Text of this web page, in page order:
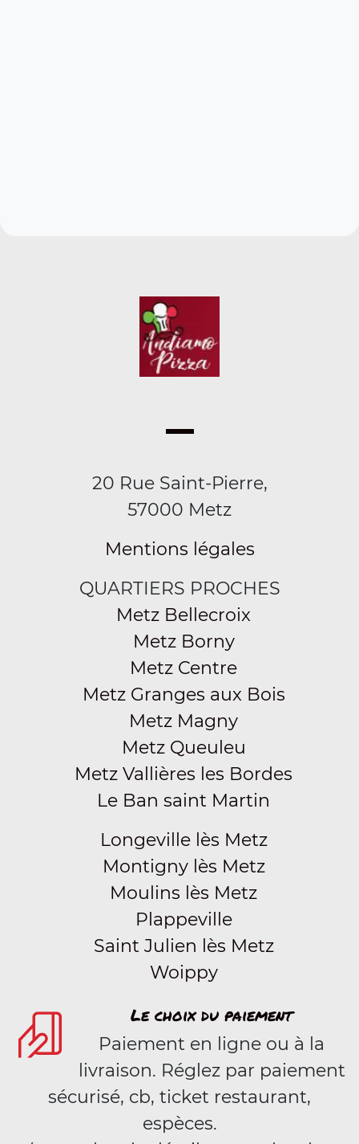
20 Rue Saint-Pierre,
57000 Metz
Mentions légales
QUARTIERS PROCHES
Metz Bellecroix
Metz Borny
Metz Centre
Metz Granges aux Bois
Metz Magny
Metz Queuleu
Metz Vallières les Bordes
Le Ban saint Martin
Longeville lès Metz
Montigny lès Metz
Moulins lès Metz
Plappeville
Saint Julien lès Metz
Woippy
Le choix du paiement
Paiement en ligne ou à la
livraison. Réglez par paiement
sécurisé, cb, ticket restaurant,
espèces.